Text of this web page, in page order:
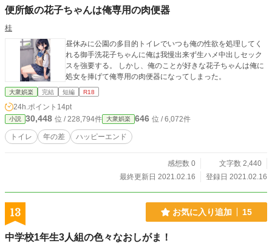
便所飯の花子ちゃんは俺専用の肉便器
桂
昼休みに公園の多目的トイレでいつも俺の性欲を処理してく
れる御手洗花子ちゃんに俺は我慢出来ず生ハメ中出しセック
スを強要する。 しかし、俺のことが好きな花子ちゃんは俺に
処女を捧げて俺専用の肉便器になってしまった。
大衆娯楽 完結 短編 R18
24h.ポイント 14pt
小説 30,448 位 / 228,794件 大衆娯楽 646 位 / 6,072件
トイレ 年の差 ハッピーエンド
感想数 0
文字数 2,440
最終更新日 2021.02.16
登録日 2021.02.16
13 お気に入り追加 15
中学校1年生3人組の色々なおしがま！